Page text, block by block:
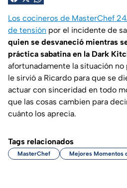
Los cocineros de MasterChef
de tensión por el incidente de
quien se desvaneció mientras
práctica sabatina en la Dark
afortunadamente la situación no
le sirvió a Ricardo para que se
actuar con sinceridad en todo
que las cosas cambien para
cuánto los aprecia.
Tags relacionados
MasterChef Mejores Momentos